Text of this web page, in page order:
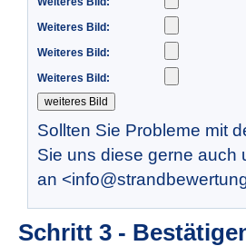
Weiteres Bild:
Weiteres Bild:
Weiteres Bild:
Sollten Sie Probleme mit
Sie uns diese gerne auch
an
Schritt 3 -